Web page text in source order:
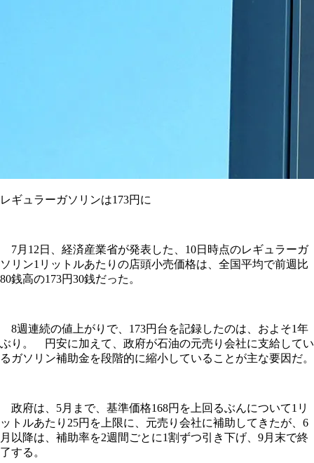
レギュラーガソリンは173円に
7月12日、経済産業省が発表した、10日時点のレギュラーガ
ソリン1リットルあたりの店頭小売価格は、全国平均で前週比
80銭高の173円30銭だった。
8週連続の値上がりで、173円台を記録したのは、およそ1年
ぶり。 円安に加えて、政府が石油の元売り会社に支給してい
るガソリン補助金を段階的に縮小していることが主な要因だ。
政府は、5月まで、基準価格168円を上回るぶんについて1リ
ットルあたり25円を上限に、元売り会社に補助してきたが、6
月以降は、補助率を2週間ごとに1割ずつ引き下げ、9月末で終
了する。